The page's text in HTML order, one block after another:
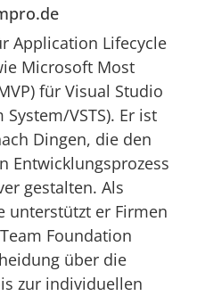
Application Lifecycle
Microsoft Most
für Visual Studio
VSTS). Er ist
Dingen, die den
Entwicklungsprozess
gestalten. Als
unterstützt er Firmen
Foundation
über die
zur individuellen